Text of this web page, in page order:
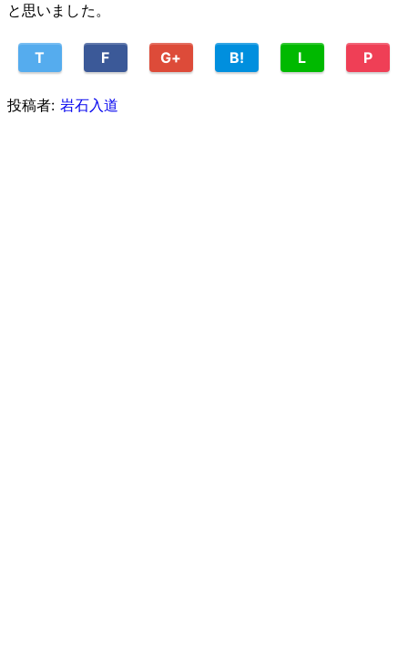
と思いました。
T F G+ B! L P
投稿者: 岩石入道